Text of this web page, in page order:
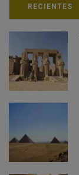
RECIENTES